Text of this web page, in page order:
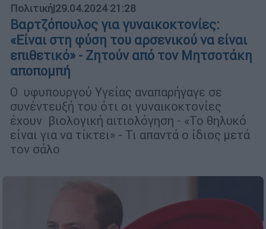
Πολιτική|29.04.2024 21:28
Βαρτζόπουλος για γυναικοκτονίες:
«Είναι στη φύση του αρσενικού να είναι
επιθετικό» - Ζητούν από τον Μητσοτάκη
αποπομπή
Ο υφυπουργού Υγείας αναπαρήγαγε σε
συνέντευξή του ότι οι γυναικοκτονίες
έχουν βιολογική αιτιολόγηση - «Το θηλυκό
είναι για να τίκτει» - Τι απαντά ο ίδιος μετά
τον σάλο